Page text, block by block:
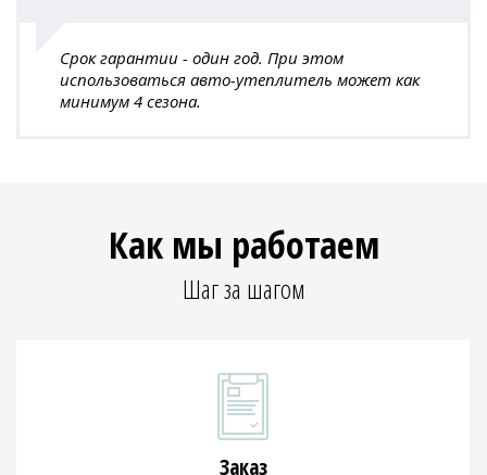
Срок гарантии - один год. При этом
использоваться авто-утеплитель может как
минимум 4 сезона.
Как мы работаем
Шаг за шагом
Заказ